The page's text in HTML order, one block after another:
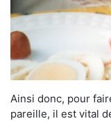
Ainsi donc, pour
pareille, il est vital